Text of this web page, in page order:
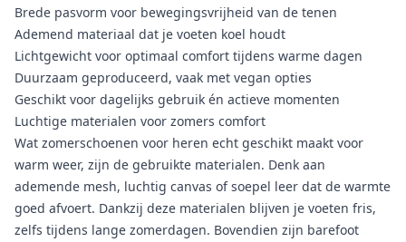
Brede pasvorm voor bewegingsvrijheid van de tenen
Ademend materiaal dat je voeten koel houdt
Lichtgewicht voor optimaal comfort tijdens warme dagen
Duurzaam geproduceerd, vaak met vegan opties
Geschikt voor dagelijks gebruik én actieve momenten
Luchtige materialen voor zomers comfort
Wat zomerschoenen voor heren echt geschikt maakt voor
warm weer, zijn de gebruikte materialen. Denk aan
ademende mesh, luchtig canvas of soepel leer dat de warmte
goed afvoert. Dankzij deze materialen blijven je voeten fris,
zelfs tijdens lange zomerdagen. Bovendien zijn barefoot